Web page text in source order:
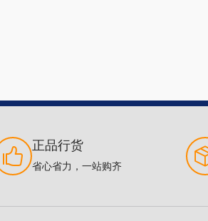
正品行货
省心省力，一站购齐